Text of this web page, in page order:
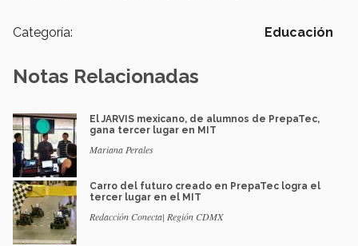
Categoría: Educación
Notas Relacionadas
El JARVIS mexicano, de alumnos de PrepaTec,
gana tercer lugar en MIT
Mariana Perales
Carro del futuro creado en PrepaTec logra el
tercer lugar en el MIT
Redacción Conecta| Región CDMX